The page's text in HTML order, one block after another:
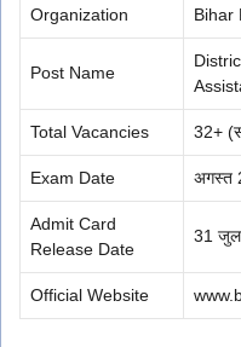
Organization Bihar
Post Name
Total Vacancies 32+
Exam Date अगस्त
Admit Card
Release Date
31
Official Website